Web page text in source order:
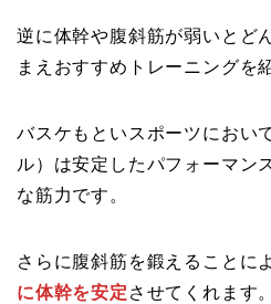
逆に体幹や腹斜筋が弱いとど
まえおすすめトレーニングを
バスケもといスポーツにおい
ル）は安定したパフォーマン
な筋力です。
さらに腹斜筋を鍛えることに
に体幹を安定 させてくれます。